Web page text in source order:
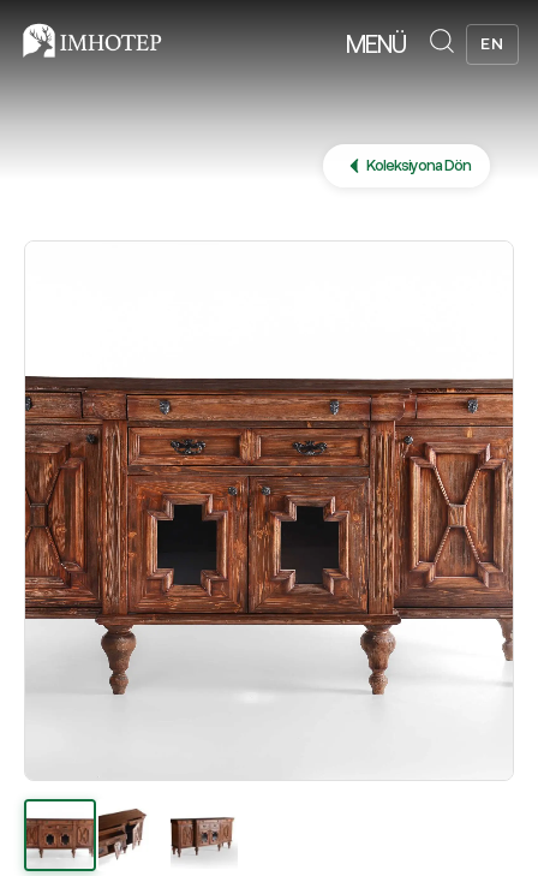
MENÜ EN
Koleksiyona Dön